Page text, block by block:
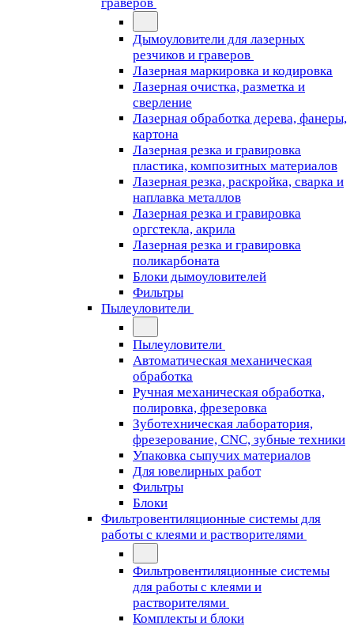
Дымоуловители для лазерных
резчиков и граверов
Лазерная маркировка и кодировка
Лазерная очистка, разметка и
сверление
Лазерная обработка дерева, фанеры,
картона
Лазерная резка и гравировка
пластика, композитных материалов
Лазерная резка, раскройка, сварка и
наплавка металлов
Лазерная резка и гравировка
оргстекла, акрила
Лазерная резка и гравировка
поликарбоната
Блоки дымоуловителей
Фильтры
Пылеуловители
Пылеуловители
Автоматическая механическая
обработка
Ручная механическая обработка,
полировка, фрезеровка
Зуботехническая лаборатория,
фрезерование, CNC, зубные техники
Упаковка сыпучих материалов
Для ювелирных работ
Фильтры
Блоки
Фильтровентиляционные системы для
работы с клеями и растворителями
Фильтровентиляционные системы
для работы с клеями и
растворителями
Комплекты и блоки